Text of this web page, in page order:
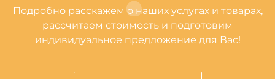
Подробно расскажем о наших услугах и товарах,
рассчитаем стоимость и подготовим
индивидуальное предложение для Вас!